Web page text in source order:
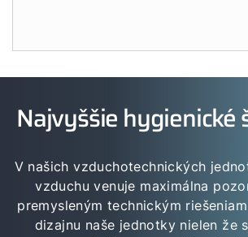
Najvyššie hygienické
V našich vzduchotechnických
vzduchu venuje maximálna
premysleným technickým
dizajnu naše jednotky nielen že